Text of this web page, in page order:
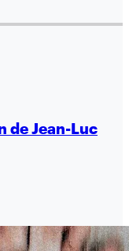
de Jean-Luc